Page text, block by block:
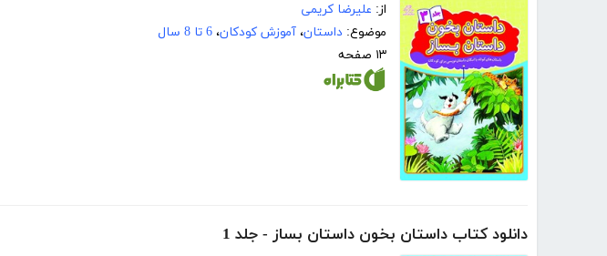
از: علیرضا کریمی
موضوع: داستان، آموزش کودکان، 6 تا 8 سال
۱۳ صفحه
دانلود کتاب داستان بخون داستان بساز - جلد 1